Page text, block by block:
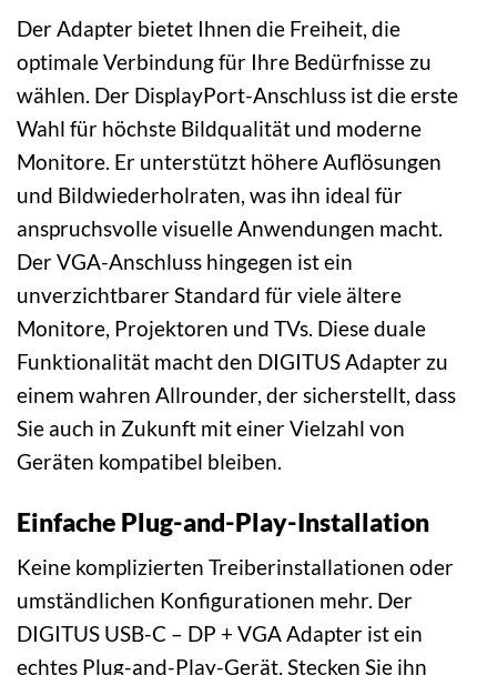
Der Adapter bietet Ihnen die Freiheit, die
optimale Verbindung für Ihre Bedürfnisse zu
wählen. Der DisplayPort-Anschluss ist die erste
Wahl für höchste Bildqualität und moderne
Monitore. Er unterstützt höhere Auflösungen
und Bildwiederholraten, was ihn ideal für
anspruchsvolle visuelle Anwendungen macht.
Der VGA-Anschluss hingegen ist ein
unverzichtbarer Standard für viele ältere
Monitore, Projektoren und TVs. Diese duale
Funktionalität macht den DIGITUS Adapter zu
einem wahren Allrounder, der sicherstellt, dass
Sie auch in Zukunft mit einer Vielzahl von
Geräten kompatibel bleiben.
Einfache Plug-and-Play-Installation
Keine komplizierten Treiberinstallationen oder
umständlichen Konfigurationen mehr. Der
DIGITUS USB-C – DP + VGA Adapter ist ein
echtes Plug-and-Play-Gerät. Stecken Sie ihn